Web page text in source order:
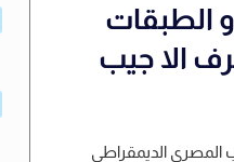
الطبقات
الا جيب
المصري الديمقراطي